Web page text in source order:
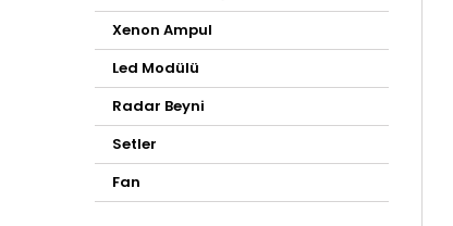
Xenon Ampul
Led Modülü
Radar Beyni
Setler
Fan